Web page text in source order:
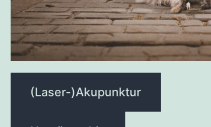
(Laser-)Akupunktur